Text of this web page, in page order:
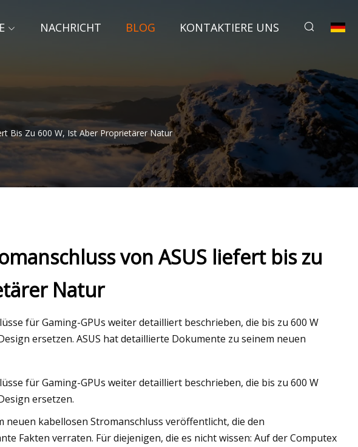
NACHRICHT BLOG KONTAKTIERE UNS
Bis Zu 600 W, Ist Aber Proprietärer Natur
von ASUS liefert bis zu
Natur
für Gaming-GPUs weiter detailliert beschrieben, die bis zu 600 W
ersetzen. ASUS hat detaillierte Dokumente zu seinem neuen
für Gaming-GPUs weiter detailliert beschrieben, die bis zu 600 W
ersetzen.
neuen kabellosen Stromanschluss veröffentlicht, die den
Fakten verraten. Für diejenigen, die es nicht wissen: Auf der Computex